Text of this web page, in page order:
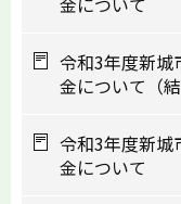
令和3年度新城
金について（結
令和3年度新城
金について